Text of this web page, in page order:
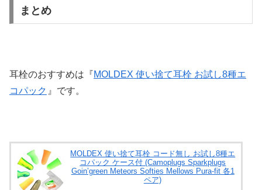
まとめ
耳栓のおすすめは『MOLDEX 使い捨て耳栓 お試し8種エ
コパック 』です。
MOLDEX 使い捨て耳栓 コード無し お試し8種エ
コパック ケース付 (Camoplugs Sparkplugs
Goin’green Meteors Softies Mellows Pura-fit 各1
ペア)